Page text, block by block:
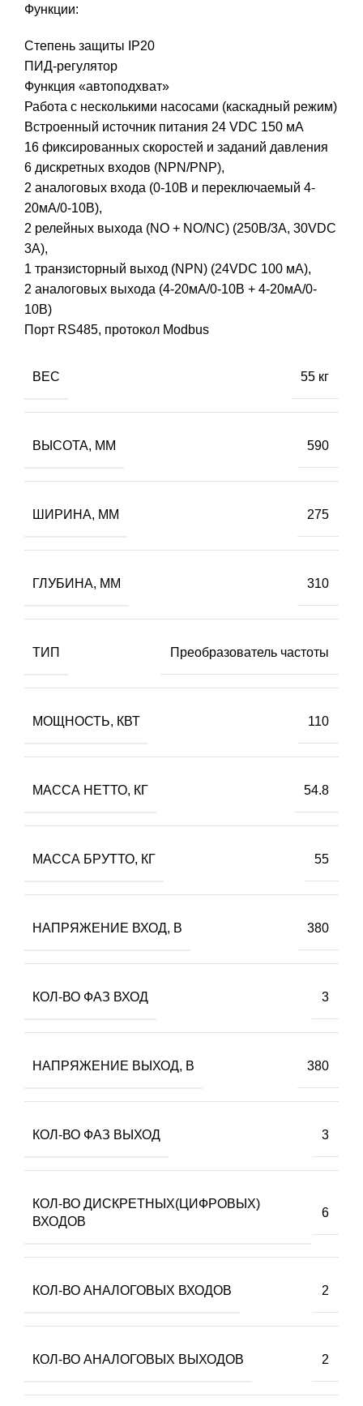
Функции:
Cтепень защиты IP20
ПИД-регулятор
Функция «автоподхват»
Работа с несколькими насосами (каскадный режим)
Встроенный источник питания 24 VDC 150 мА
16 фиксированных скоростей и заданий давления
6 дискретных входов (NPN/PNP),
2 аналоговых входа (0-10В и переключаемый 4-
20мА/0-10В),
2 релейных выхода (NO + NO/NC) (250В/3А, 30VDC
3А),
1 транзисторный выход (NPN) (24VDC 100 мА),
2 аналоговых выхода (4-20мА/0-10В + 4-20мА/0-
10В)
Порт RS485, протокол Modbus
ВЕС 55 кг
ВЫСОТА, ММ 590
ШИРИНА, ММ 275
ГЛУБИНА, ММ 310
ТИП Преобразователь частоты
МОЩНОСТЬ, КВТ 110
МАССА НЕТТО, КГ 54.8
МАССА БРУТТО, КГ 55
НАПРЯЖЕНИЕ ВХОД, В 380
КОЛ-ВО ФАЗ ВХОД 3
НАПРЯЖЕНИЕ ВЫХОД, В 380
КОЛ-ВО ФАЗ ВЫХОД 3
КОЛ-ВО ДИСКРЕТНЫХ(ЦИФРОВЫХ)
ВХОДОВ
6
КОЛ-ВО АНАЛОГОВЫХ ВХОДОВ 2
КОЛ-ВО АНАЛОГОВЫХ ВЫХОДОВ 2